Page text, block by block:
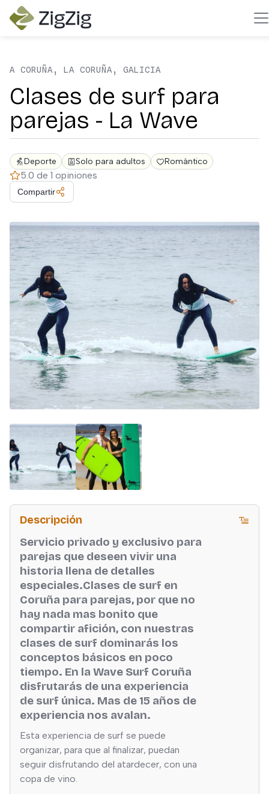
A CORUÑA, LA CORUÑA, GALICIA
Clases de surf para
parejas - La Wave
Deporte Solo para adultos Romántico
5.0 de 1 opiniones
Compartir
Descripción
Servicio privado y exclusivo para
parejas que deseen vivir una
historia llena de detalles
especiales.Clases de surf en
Coruña para parejas, por que no
hay nada mas bonito que
compartir afición, con nuestras
clases de surf dominarás los
conceptos básicos en poco
tiempo. En la Wave Surf Coruña
disfrutarás de una experiencia
de surf única. Mas de 15 años de
experiencia nos avalan.
Esta experiencia de surf se puede
organizar, para que al finalizar, puedan
seguir disfrutando del atardecer, con una
copa de vino.